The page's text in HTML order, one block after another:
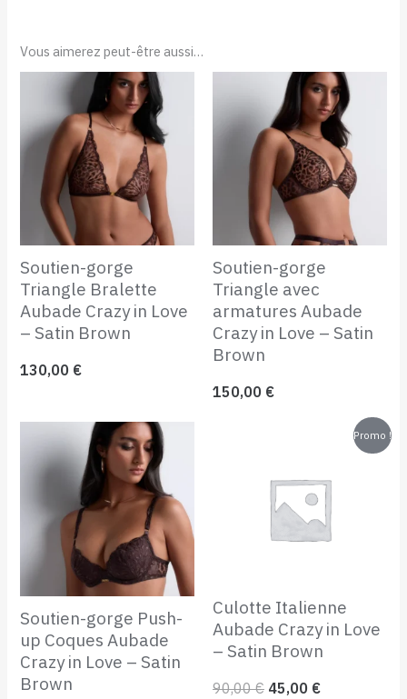
Vous aimerez peut-être aussi…
Soutien-gorge
Triangle Bralette
Aubade Crazy in Love
– Satin Brown
130,00 €
Soutien-gorge
Triangle avec
armatures Aubade
Crazy in Love – Satin
Brown
150,00 €
Soutien-gorge Push-
up Coques Aubade
Crazy in Love – Satin
Brown
Promo !
Culotte Italienne
Aubade Crazy in Love
– Satin Brown
90,00€
était :
90,00 €.
45,00 €
est :
45,00 €.